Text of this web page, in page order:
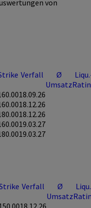
von
Verfall
Ø
Umsatz
18.09.26
18.12.26
18.12.26
19.03.27
19.03.27
Verfall
Ø
Umsatz
18.12.26